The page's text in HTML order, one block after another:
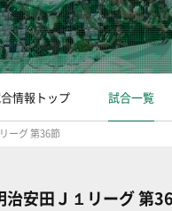
情報トップ 試合一覧
ーグ 第36節
治安田Ｊ１リーグ 第